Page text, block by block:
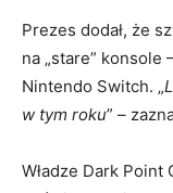
Prezes dodał, że
na „stare” konsole
Nintendo Switch. „
w tym roku” –
Władze Dark Point